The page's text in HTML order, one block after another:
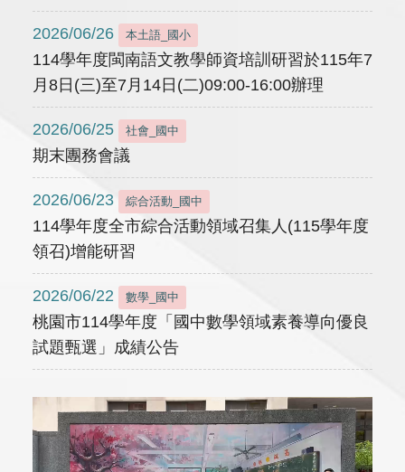
2026/06/26 本土語_國小
114學年度閩南語文教學師資培訓研習於115年7
月8日(三)至7月14日(二)09:00-16:00辦理
2026/06/25 社會_國中
期末團務會議
2026/06/23 綜合活動_國中
114學年度全市綜合活動領域召集人(115學年度
領召)增能研習
2026/06/22 數學_國中
桃園市114學年度「國中數學領域素養導向優良
試題甄選」成績公告